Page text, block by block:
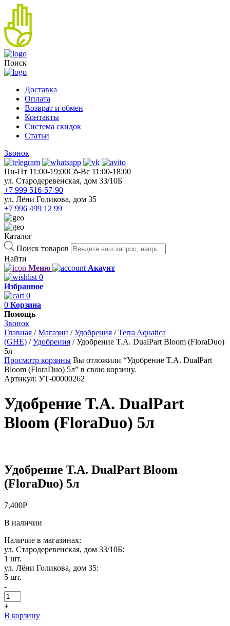
Поиск
Доставка
Оплата
Возврат и обмен
Контакты
Система скидок
Статьи
Звонок
Пн-Пт 11:00-19:00Cб-Вс 11:00-18:00
ул. Стародеревенская, дом 33/10Б
+7 999 516-57-90
ул. Лёни Голикова, дом 35
+7 996 499 12 99
Каталог
Поиск товаров
Найти
Меню
Акаунт
0
Избранное
0
0 Корзина
Помощь
Звонок
Главная /Магазин /Удобрения /Terra Aquatica
(GHE) /Удобрения /Удобрение T.A. DualPart Bloom (FloraDuo)
5л
Просмотр корзины Вы отложили “Удобрение T.A. DualPart
Bloom (FloraDuo) 5л” в свою корзину.
Артикул: УТ-00000262
Удобрение T.A. DualPart
Bloom (FloraDuo) 5л
Удобрение T.A. DualPart Bloom
(FloraDuo) 5л
7,400Р
В наличии
Наличие в магазинах:
ул. Стародеревенская, дом 33/10Б:
1 шт.
ул. Лёни Голикова, дом 35:
5 шт.
-
+
В корзину